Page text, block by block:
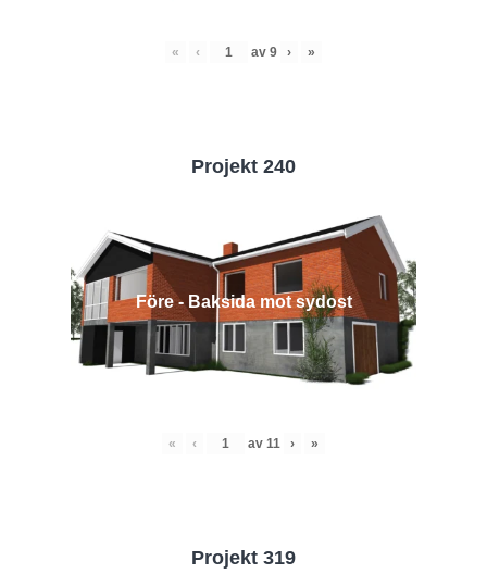
« ‹ av 9 › »
Projekt 240
Före - Baksida mot sydost
« ‹ av 11 › »
Projekt 319